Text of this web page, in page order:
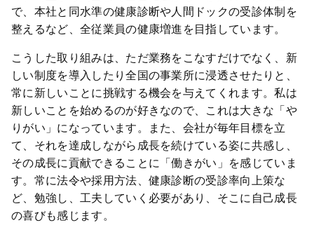
で、本社と同水準の健康診断や人間ドックの受診体制を
整えるなど、全従業員の健康増進を目指しています。
こうした取り組みは、ただ業務をこなすだけでなく、新
しい制度を導入したり全国の事業所に浸透させたりと、
常に新しいことに挑戦する機会を与えてくれます。私は
新しいことを始めるのが好きなので、これは大きな「や
りがい」になっています。また、会社が毎年目標を立
て、それを達成しながら成長を続けている姿に共感し、
その成長に貢献できることに「働きがい」を感じていま
す。常に法令や採用方法、健康診断の受診率向上策な
ど、勉強し、工夫していく必要があり、そこに自己成長
の喜びも感じます。